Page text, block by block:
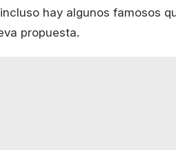
hay algunos famosos
propuesta.